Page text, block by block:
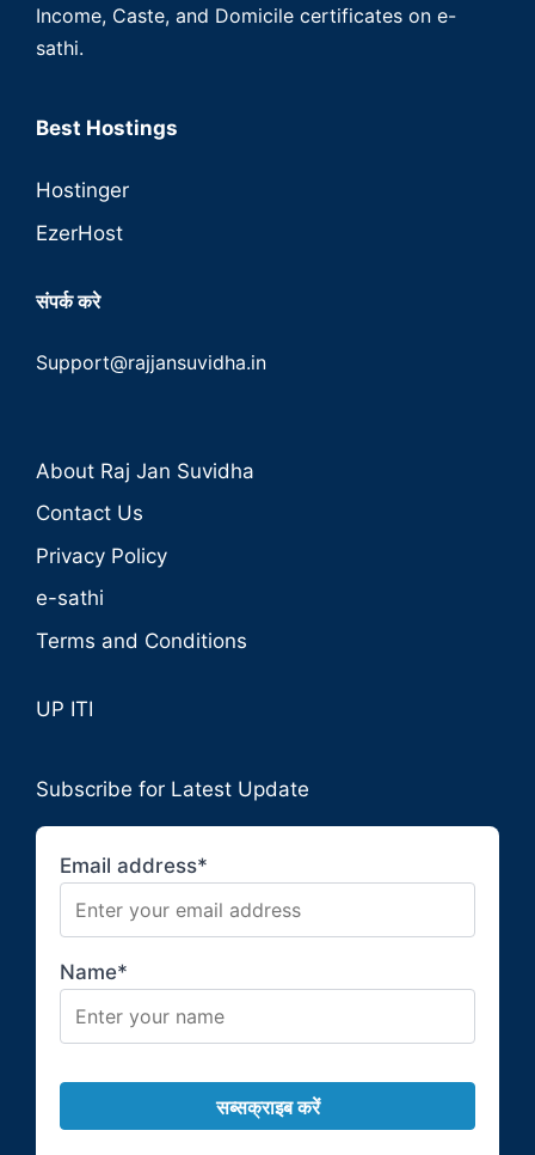
Income, Caste, and Domicile certificates on e-
sathi.
Best Hostings
Hostinger
EzerHost
संपर्क करे
Support@rajjansuvidha.in
About Raj Jan Suvidha
Contact Us
Privacy Policy
e-sathi
Terms and Conditions
UP ITI
Subscribe for Latest Update
Email address*
Name*